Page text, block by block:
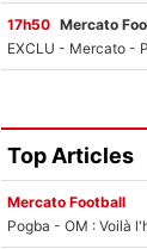
17h50 Mercato
Top Articles
Mercato Football
Pogba - OM : Voilà